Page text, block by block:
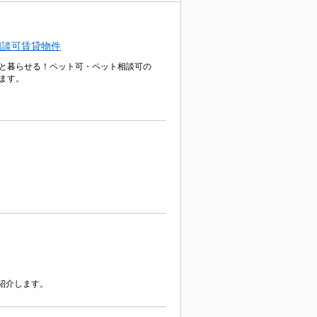
可賃貸物件
暮らせる！ペット可・ペット相談可の
す。
します。